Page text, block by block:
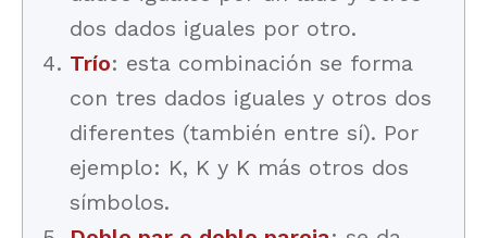
dos dados iguales por otro.
Trío: esta combinación se forma
con tres dados iguales y otros dos
diferentes (también entre sí). Por
ejemplo: K, K y K más otros dos
símbolos.